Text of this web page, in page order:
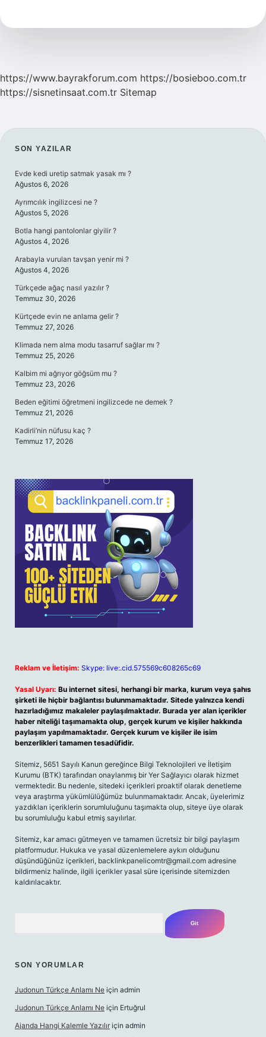
Nedir
https://www.bayrakforum.com https://bosieboo.com.tr
https://sisnetinsaat.com.tr Sitemap
SIDEBAR
SON YAZILAR
Evde kedi uretip satmak yasak mı ?
Ağustos 6, 2026
Ayrımcılık ingilizcesi ne ?
Ağustos 5, 2026
Botla hangi pantolonlar giyilir ?
Ağustos 4, 2026
Arabayla vurulan tavşan yenir mi ?
Ağustos 4, 2026
Türkçede ağaç nasıl yazılır ?
Temmuz 30, 2026
Kürtçede evin ne anlama gelir ?
Temmuz 27, 2026
Klimada nem alma modu tasarruf sağlar mı ?
Temmuz 25, 2026
Kalbim mi ağrıyor göğsüm mu ?
Temmuz 23, 2026
Beden eğitimi öğretmeni ingilizcede ne demek ?
Temmuz 21, 2026
Kadirli’nin nüfusu kaç ?
Temmuz 17, 2026
Reklam ve İletişim: Skype: live:.cid.575569c608265c69
Yasal Uyarı: Bu internet sitesi, herhangi bir marka, kurum veya şahıs
şirketi ile hiçbir bağlantısı bulunmamaktadır. Sitede yalnızca kendi
hazırladığımız makaleler paylaşılmaktadır. Burada yer alan içerikler
haber niteliği taşımamakta olup, gerçek kurum ve kişiler hakkında
paylaşım yapılmamaktadır. Gerçek kurum ve kişiler ile isim
benzerlikleri tamamen tesadüfidir.
Sitemiz, 5651 Sayılı Kanun gereğince Bilgi Teknolojileri ve İletişim
Kurumu (BTK) tarafından onaylanmış bir Yer Sağlayıcı olarak hizmet
vermektedir. Bu nedenle, sitedeki içerikleri proaktif olarak denetleme
veya araştırma yükümlülüğümüz bulunmamaktadır. Ancak, üyelerimiz
yazdıkları içeriklerin sorumluluğunu taşımakta olup, siteye üye olarak
bu sorumluluğu kabul etmiş sayılırlar.
Sitemiz, kar amacı gütmeyen ve tamamen ücretsiz bir bilgi paylaşım
platformudur. Hukuka ve yasal düzenlemelere aykırı olduğunu
düşündüğünüz içerikleri, backlinkpanelicomtr@gmail.com adresine
bildirmeniz halinde, ilgili içerikler yasal süre içerisinde sitemizden
kaldırılacaktır.
SON YORUMLAR
Judonun Türkçe Anlamı Ne için admin
Judonun Türkçe Anlamı Ne için Ertuğrul
Ajanda Hangi Kalemle Yazılır için admin